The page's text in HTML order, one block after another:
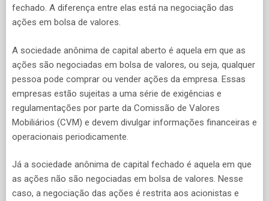
fechado. A diferença entre elas está na negociação das
ações em bolsa de valores.
A sociedade anônima de capital aberto é aquela em que as
ações são negociadas em bolsa de valores, ou seja, qualquer
pessoa pode comprar ou vender ações da empresa. Essas
empresas estão sujeitas a uma série de exigências e
regulamentações por parte da Comissão de Valores
Mobiliários (CVM) e devem divulgar informações financeiras e
operacionais periodicamente.
Já a sociedade anônima de capital fechado é aquela em que
as ações não são negociadas em bolsa de valores. Nesse
caso, a negociação das ações é restrita aos acionistas e